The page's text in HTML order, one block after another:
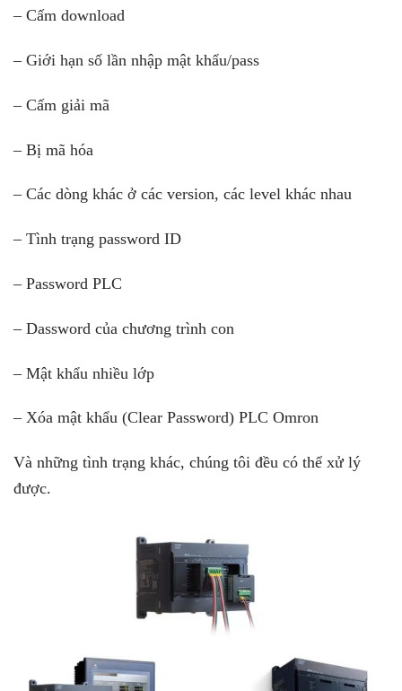
– Cấm download
– Giới hạn số lần nhập mật khẩu/pass
– Cấm giải mã
– Bị mã hóa
– Các dòng khác ở các version, các level khác nhau
– Tình trạng password ID
– Password PLC
– Dassword của chương trình con
– Mật khẩu nhiều lớp
– Xóa mật khẩu (Clear Password) PLC Omron
Và những tình trạng khác, chúng tôi đều có thể xử lý
được.